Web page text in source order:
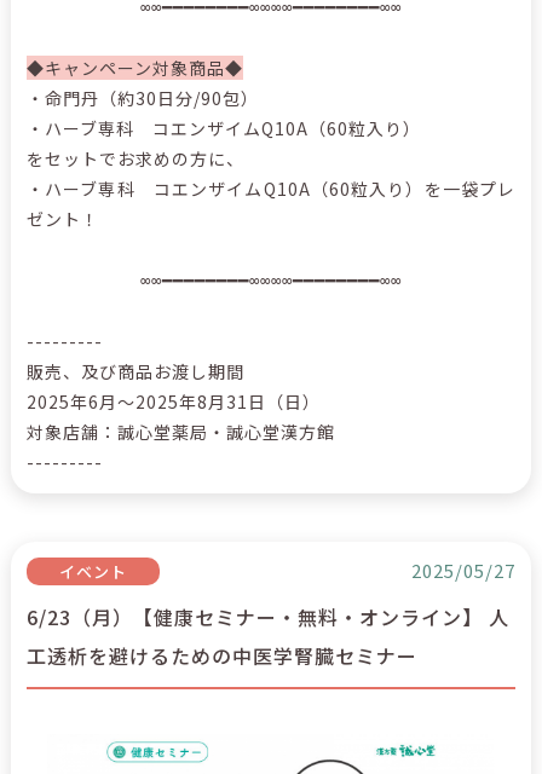
∞∞━━━━━━━━∞∞∞∞━━━━━━━━∞∞
◆キャンペーン対象商品◆
・命門丹（約30日分/90包）
・ハーブ専科 コエンザイムQ10A（60粒入り）
をセットでお求めの方に、
・ハーブ専科 コエンザイムQ10A（60粒入り）を一袋プレ
ゼント！
∞∞━━━━━━━━∞∞∞∞━━━━━━━━∞∞
---------
販売、及び商品お渡し期間
2025年6月～2025年8月31日（日）
対象店舗：誠心堂薬局・誠心堂漢方館
---------
イベント 2025/05/27
6/23（月）【健康セミナー・無料・オンライン】 人
工透析を避けるための中医学腎臓セミナー